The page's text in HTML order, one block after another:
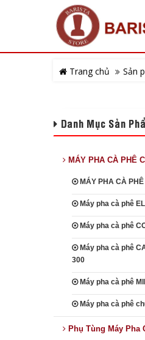
Trang chủ Sản
Danh Mục Sản
MÁY PHA CÀ PHÊ
MÁY PHA CÀ PHÊ
Máy pha cà phê
Máy pha cà phê
Máy pha cà phê
300
Máy pha cà phê
Máy pha cà phê
Phụ Tùng Máy Pha